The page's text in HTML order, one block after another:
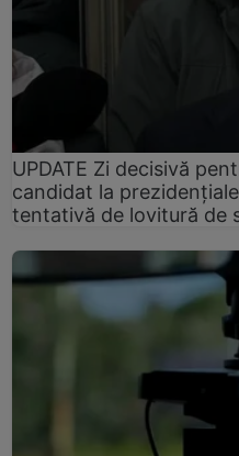
UPDATE Zi decisivă
candidat la
tentativă de lovitură de